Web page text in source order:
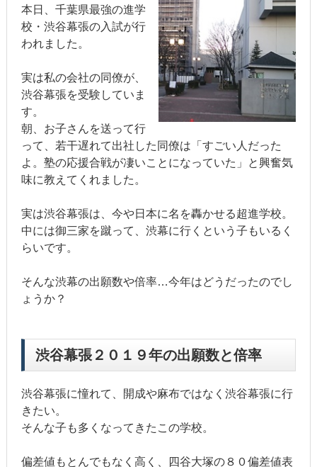
本日、千葉県最強の進学
校・渋谷幕張の入試が行
われました。
実は私の会社の同僚が、
渋谷幕張を受験していま
す。
朝、お子さんを送って行
って、若干遅れて出社した同僚は「すごい人だった
よ。塾の応援合戦が凄いことになっていた」と興奮気
味に教えてくれました。
実は渋谷幕張は、今や日本に名を轟かせる超進学校。
中には御三家を蹴って、渋幕に行くという子もいるく
らいです。
そんな渋幕の出願数や倍率…今年はどうだったのでし
ょうか？
渋谷幕張２０１９年の出願数と倍率
渋谷幕張に憧れて、開成や麻布ではなく渋谷幕張に行
きたい。
そんな子も多くなってきたこの学校。
偏差値もとんでもなく高く、四谷大塚の８０偏差値表